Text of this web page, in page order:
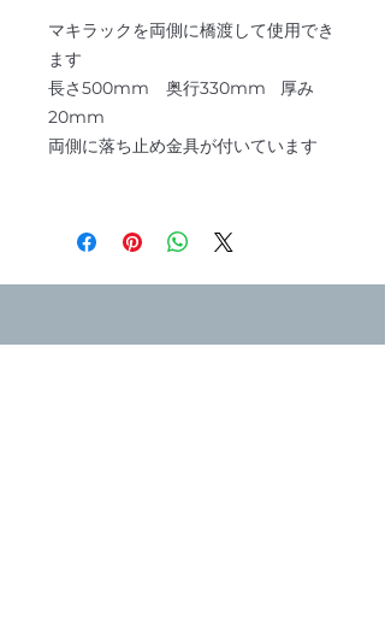
マキラックを両側に橋渡して使用でき
ます
長さ500mm 奥行330mm 厚み
20mm
両側に落ち止め金具が付いています